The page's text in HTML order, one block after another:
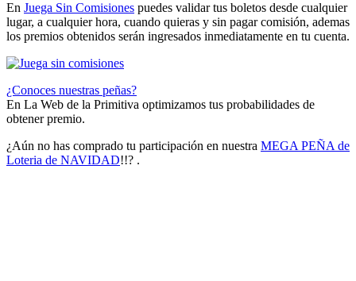
En Juega Sin Comisiones puedes validar tus boletos desde cualquier
lugar, a cualquier hora, cuando quieras y sin pagar comisión, ademas
los premios obtenidos serán ingresados inmediatamente en tu cuenta.
¿Conoces nuestras peñas?
En La Web de la Primitiva optimizamos tus probabilidades de
obtener premio.
¿Aún no has comprado tu participación en nuestra MEGA PEÑA de
Loteria de NAVIDAD!!? .